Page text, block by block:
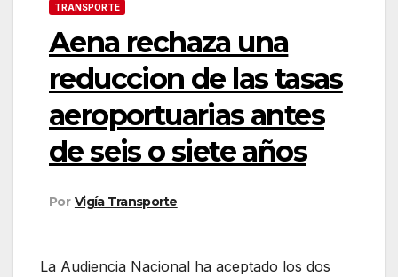
TRANSPORTE
Aena rechaza una
reduccion de las tasas
aeroportuarias antes
de seis o siete años
Por Vigía Transporte
La Audiencia Nacional ha aceptado los dos